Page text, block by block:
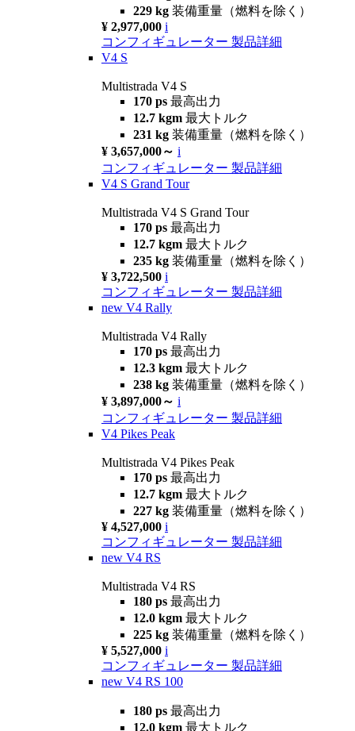
229 kg 装備重量（燃料を除く）
¥ 2,977,000 i
コンフィギュレーター 製品詳細
V4 S
Multistrada V4 S
170 ps 最高出力
12.7 kgm 最大トルク
231 kg 装備重量（燃料を除く）
¥ 3,657,000～ i
コンフィギュレーター 製品詳細
V4 S Grand Tour
Multistrada V4 S Grand Tour
170 ps 最高出力
12.7 kgm 最大トルク
235 kg 装備重量（燃料を除く）
¥ 3,722,500 i
コンフィギュレーター 製品詳細
new V4 Rally
Multistrada V4 Rally
170 ps 最高出力
12.3 kgm 最大トルク
238 kg 装備重量（燃料を除く）
¥ 3,897,000～ i
コンフィギュレーター 製品詳細
V4 Pikes Peak
Multistrada V4 Pikes Peak
170 ps 最高出力
12.7 kgm 最大トルク
227 kg 装備重量（燃料を除く）
¥ 4,527,000 i
コンフィギュレーター 製品詳細
new V4 RS
Multistrada V4 RS
180 ps 最高出力
12.0 kgm 最大トルク
225 kg 装備重量（燃料を除く）
¥ 5,527,000 i
コンフィギュレーター 製品詳細
new V4 RS 100
180 ps 最高出力
12.0 kgm 最大トルク